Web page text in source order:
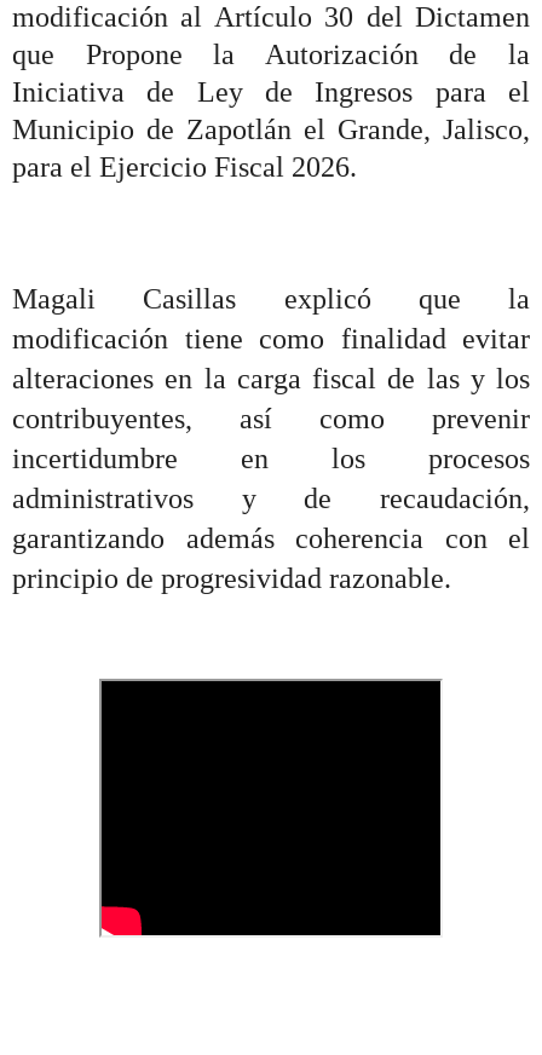
modificación al Artículo 30 del Dictamen
que Propone la Autorización de la
Iniciativa de Ley de Ingresos para el
Municipio de Zapotlán el Grande, Jalisco,
para el Ejercicio Fiscal 2026.
Magali Casillas explicó que la
modificación tiene como finalidad evitar
alteraciones en la carga fiscal de las y los
contribuyentes, así como prevenir
incertidumbre en los procesos
administrativos y de recaudación,
garantizando además coherencia con el
principio de progresividad razonable.